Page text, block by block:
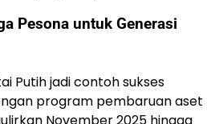
Pesona untuk Generasi
Putih jadi contoh sukses
program pembaruan aset